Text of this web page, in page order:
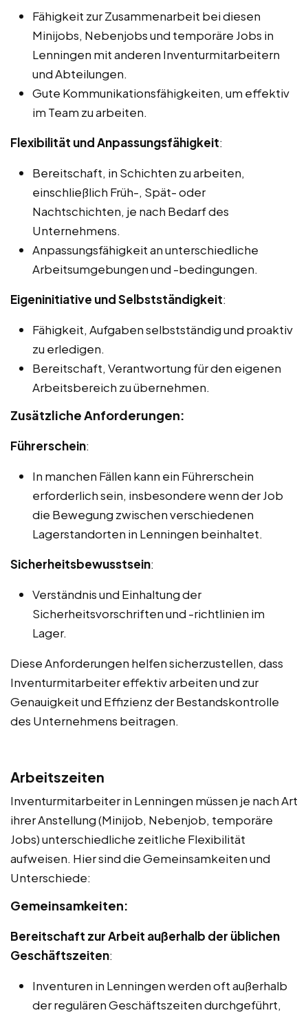
Fähigkeit zur Zusammenarbeit bei diesen
Minijobs, Nebenjobs und temporäre Jobs in
Lenningen mit anderen Inventurmitarbeitern
und Abteilungen.
Gute Kommunikationsfähigkeiten, um effektiv
im Team zu arbeiten.
Flexibilität und Anpassungsfähigkeit:
Bereitschaft, in Schichten zu arbeiten,
einschließlich Früh-, Spät- oder
Nachtschichten, je nach Bedarf des
Unternehmens.
Anpassungsfähigkeit an unterschiedliche
Arbeitsumgebungen und -bedingungen.
Eigeninitiative und Selbstständigkeit:
Fähigkeit, Aufgaben selbstständig und proaktiv
zu erledigen.
Bereitschaft, Verantwortung für den eigenen
Arbeitsbereich zu übernehmen.
Zusätzliche Anforderungen:
Führerschein:
In manchen Fällen kann ein Führerschein
erforderlich sein, insbesondere wenn der Job
die Bewegung zwischen verschiedenen
Lagerstandorten in Lenningen beinhaltet.
Sicherheitsbewusstsein:
Verständnis und Einhaltung der
Sicherheitsvorschriften und -richtlinien im
Lager.
Diese Anforderungen helfen sicherzustellen, dass
Inventurmitarbeiter effektiv arbeiten und zur
Genauigkeit und Effizienz der Bestandskontrolle
des Unternehmens beitragen.
Arbeitszeiten
Inventurmitarbeiter in Lenningen müssen je nach Art
ihrer Anstellung (Minijob, Nebenjob, temporäre
Jobs) unterschiedliche zeitliche Flexibilität
aufweisen. Hier sind die Gemeinsamkeiten und
Unterschiede:
Gemeinsamkeiten:
Bereitschaft zur Arbeit außerhalb der üblichen
Geschäftszeiten:
Inventuren in Lenningen werden oft außerhalb
der regulären Geschäftszeiten durchgeführt,